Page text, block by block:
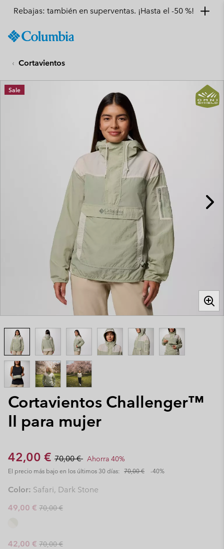
TO
SKIP
MAIN
NAV
Rebajas: también en superventas. ¡Hasta el -50 %!
Cortavientos
Cortavientos Challenger™
II para mujer
Sale price:
42,00 € Regular price:
70,00 € Ahorra 40%
El precio más bajo en los últimos 30 días: 70,00 € -40%
Sale
Color: Safari, Dark Stone
Sale price:
49,00 € Regular price:
70,00 €
Sale price:
42,00 € Regular price:
70,00 €